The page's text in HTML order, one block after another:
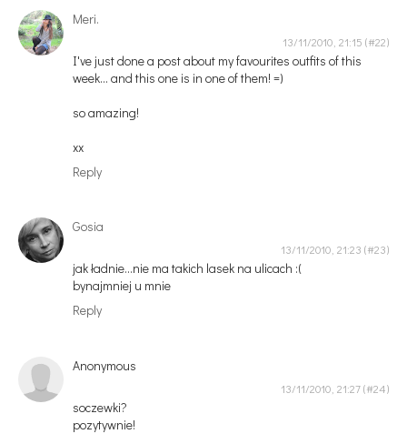
Meri.
13/11/2010, 21:15
I've just done a post about my favourites outfits of this
week... and this one is in one of them! =)
so amazing!
xx
Reply
Gosia
13/11/2010, 21:23
jak ładnie...nie ma takich lasek na ulicach :(
bynajmniej u mnie
Reply
Anonymous
13/11/2010, 21:27
soczewki?
pozytywnie!